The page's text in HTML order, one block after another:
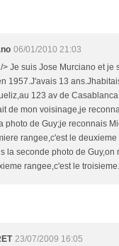
06/01/2010 21:03
> Je suis Jose Murciano et je
1957.J'avais 13
123 av de
de mon voisinage,je
photo de Guy;je reconnais
rangee,c'est le
la seconde photo de Guy,on
rangee,c'est le troisieme.
23/07/2009 16:05